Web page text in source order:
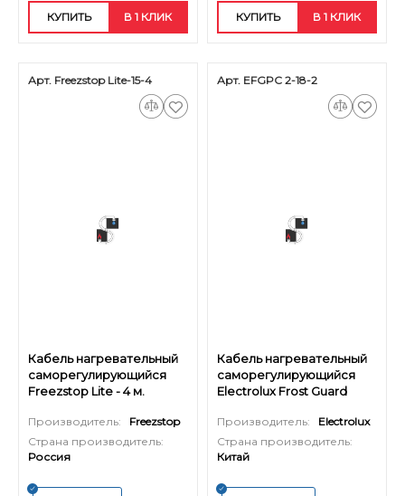
КУПИТЬ В 1 КЛИК КУПИТЬ В 1 КЛИК
Арт. Freezstop Lite-15-4
Кабель нагревательный
саморегулирующийся
Freezstop Lite - 4 м.
Производитель:
Freezstop
Страна производитель:
Россия
Арт. EFGPC 2-18-2
Кабель нагревательный
саморегулирующийся
Electrolux Frost Guard
Производитель:
Electrolux
Страна производитель:
Китай